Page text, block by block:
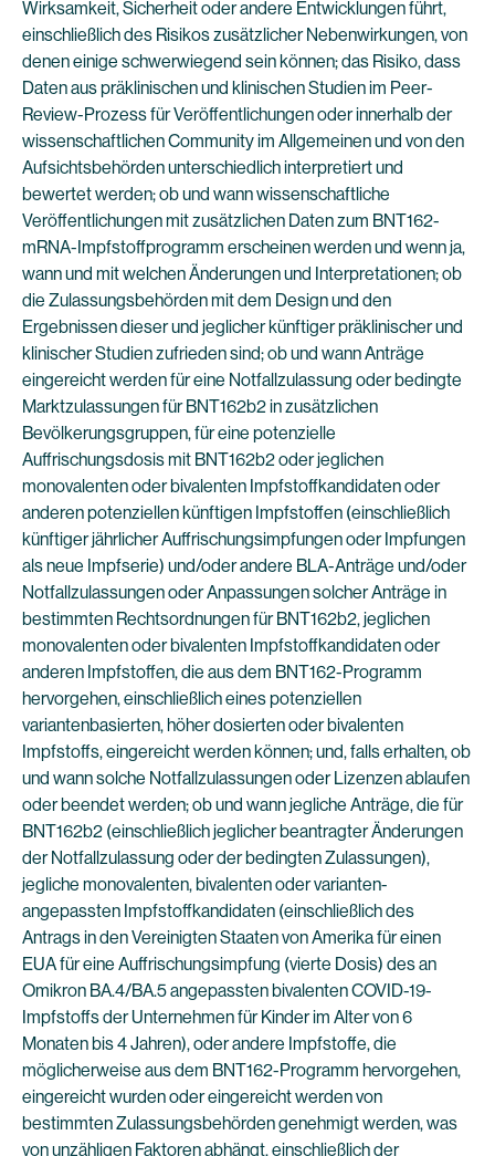
Wirksamkeit, Sicherheit oder andere Entwicklungen führt,
einschließlich des Risikos zusätzlicher Nebenwirkungen, von
denen einige schwerwiegend sein können; das Risiko, dass
Daten aus präklinischen und klinischen Studien im Peer-
Review-Prozess für Veröffentlichungen oder innerhalb der
wissenschaftlichen Community im Allgemeinen und von den
Aufsichtsbehörden unterschiedlich interpretiert und
bewertet werden; ob und wann wissenschaftliche
Veröffentlichungen mit zusätzlichen Daten zum BNT162-
mRNA-Impfstoffprogramm erscheinen werden und wenn ja,
wann und mit welchen Änderungen und Interpretationen; ob
die Zulassungsbehörden mit dem Design und den
Ergebnissen dieser und jeglicher künftiger präklinischer und
klinischer Studien zufrieden sind; ob und wann Anträge
eingereicht werden für eine Notfallzulassung oder bedingte
Marktzulassungen für BNT162b2 in zusätzlichen
Bevölkerungsgruppen, für eine potenzielle
Auffrischungsdosis mit BNT162b2 oder jeglichen
monovalenten oder bivalenten Impfstoffkandidaten oder
anderen potenziellen künftigen Impfstoffen (einschließlich
künftiger jährlicher Auffrischungsimpfungen oder Impfungen
als neue Impfserie) und/oder andere BLA-Anträge und/oder
Notfallzulassungen oder Anpassungen solcher Anträge in
bestimmten Rechtsordnungen für BNT162b2, jeglichen
monovalenten oder bivalenten Impfstoffkandidaten oder
anderen Impfstoffen, die aus dem BNT162-Programm
hervorgehen, einschließlich eines potenziellen
variantenbasierten, höher dosierten oder bivalenten
Impfstoffs, eingereicht werden können; und, falls erhalten, ob
und wann solche Notfallzulassungen oder Lizenzen ablaufen
oder beendet werden; ob und wann jegliche Anträge, die für
BNT162b2 (einschließlich jeglicher beantragter Änderungen
der Notfallzulassung oder der bedingten Zulassungen),
jegliche monovalenten, bivalenten oder varianten-
angepassten Impfstoffkandidaten (einschließlich des
Antrags in den Vereinigten Staaten von Amerika für einen
EUA für eine Auffrischungsimpfung (vierte Dosis) des an
Omikron BA.4/BA.5 angepassten bivalenten COVID-19-
Impfstoffs der Unternehmen für Kinder im Alter von 6
Monaten bis 4 Jahren), oder andere Impfstoffe, die
möglicherweise aus dem BNT162-Programm hervorgehen,
eingereicht wurden oder eingereicht werden von
bestimmten Zulassungsbehörden genehmigt werden, was
von unzähligen Faktoren abhängt, einschließlich der